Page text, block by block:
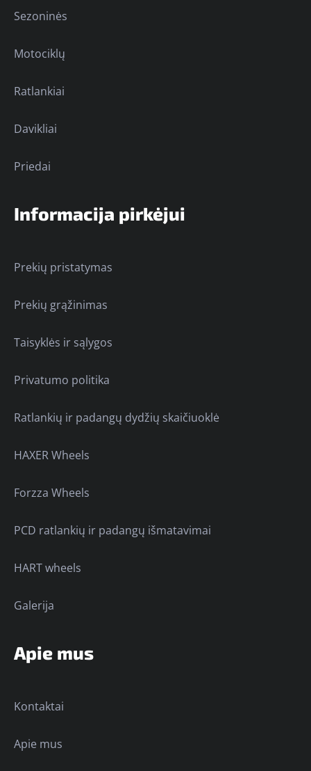
Sezoninės
Motociklų
Ratlankiai
Davikliai
Priedai
Informacija pirkėjui
Prekių pristatymas
Prekių grąžinimas
Taisyklės ir sąlygos
Privatumo politika
Ratlankių ir padangų dydžių skaičiuoklė
HAXER Wheels
Forzza Wheels
PCD ratlankių ir padangų išmatavimai
HART wheels
Galerija
Apie mus
Kontaktai
Apie mus